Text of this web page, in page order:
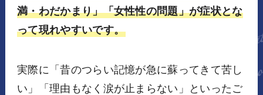
満・わだかまり」「女性性の問題」が症状とな
って現れやすいです。
実際に「昔のつらい記憶が急に蘇ってきて苦し
い」「理由もなく涙が止まらない」といったご